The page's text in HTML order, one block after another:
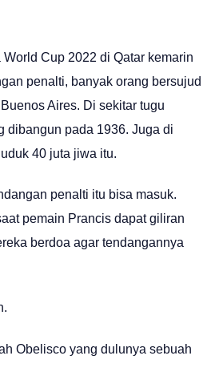
Cup 2022 di Qatar kemarin
penalti, banyak orang bersujud
Aires. Di sekitar tugu
dibangun pada 1936. Juga di
40 juta jiwa itu.
penalti itu bisa masuk.
pemain Prancis dapat giliran
berdoa agar tendangannya
Obelisco yang dulunya sebuah